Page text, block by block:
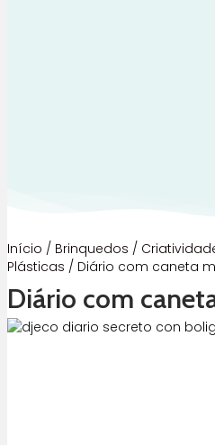
Início / Brinquedos /
Plásticas / Diário com caneta
Diário com